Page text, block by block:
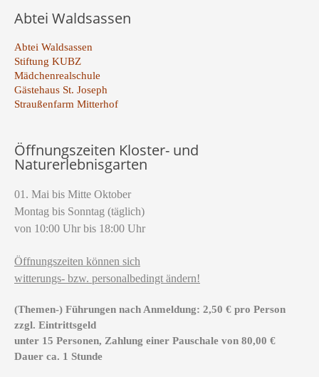
Abtei Waldsassen
Abtei Waldsassen
Stiftung KUBZ
Mädchenrealschule
Gästehaus St. Joseph
Straußenfarm Mitterhof
Öffnungszeiten Kloster- und
Naturerlebnisgarten
01. Mai bis Mitte Oktober
Montag bis Sonntag (täglich)
von 10:00 Uhr bis 18:00 Uhr
Öffnungszeiten können sich
witterungs- bzw. personalbedingt ändern!
(Themen-) Führungen nach Anmeldung: 2,50 € pro Person
zzgl. Eintrittsgeld
unter 15 Personen, Zahlung einer Pauschale von 80,00 €
Dauer ca. 1 Stunde